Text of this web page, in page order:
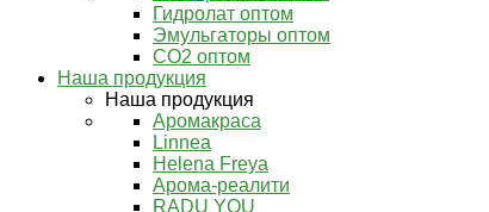
Гидролат оптом
Эмульгаторы оптом
СО2 оптом
Наша продукция
Наша продукция
Аромакраса
Linnea
Helena Freya
Арома-реалити
RADU YOU